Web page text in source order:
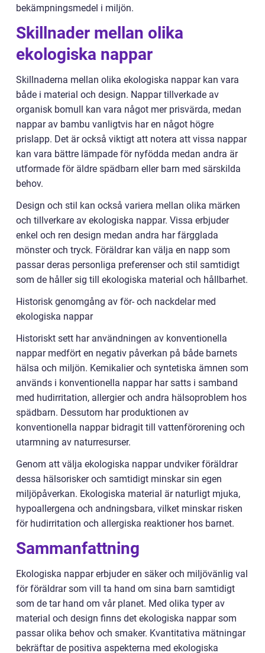
bekämpningsmedel i miljön.
Skillnader mellan olika
ekologiska nappar
Skillnaderna mellan olika ekologiska nappar kan vara
både i material och design. Nappar tillverkade av
organisk bomull kan vara något mer prisvärda, medan
nappar av bambu vanligtvis har en något högre
prislapp. Det är också viktigt att notera att vissa nappar
kan vara bättre lämpade för nyfödda medan andra är
utformade för äldre spädbarn eller barn med särskilda
behov.
Design och stil kan också variera mellan olika märken
och tillverkare av ekologiska nappar. Vissa erbjuder
enkel och ren design medan andra har färgglada
mönster och tryck. Föräldrar kan välja en napp som
passar deras personliga preferenser och stil samtidigt
som de håller sig till ekologiska material och hållbarhet.
Historisk genomgång av för- och nackdelar med
ekologiska nappar
Historiskt sett har användningen av konventionella
nappar medfört en negativ påverkan på både barnets
hälsa och miljön. Kemikalier och syntetiska ämnen som
används i konventionella nappar har satts i samband
med hudirritation, allergier och andra hälsoproblem hos
spädbarn. Dessutom har produktionen av
konventionella nappar bidragit till vattenförorening och
utarmning av naturresurser.
Genom att välja ekologiska nappar undviker föräldrar
dessa hälsorisker och samtidigt minskar sin egen
miljöpåverkan. Ekologiska material är naturligt mjuka,
hypoallergena och andningsbara, vilket minskar risken
för hudirritation och allergiska reaktioner hos barnet.
Sammanfattning
Ekologiska nappar erbjuder en säker och miljövänlig val
för föräldrar som vill ta hand om sina barn samtidigt
som de tar hand om vår planet. Med olika typer av
material och design finns det ekologiska nappar som
passar olika behov och smaker. Kvantitativa mätningar
bekräftar de positiva aspekterna med ekologiska